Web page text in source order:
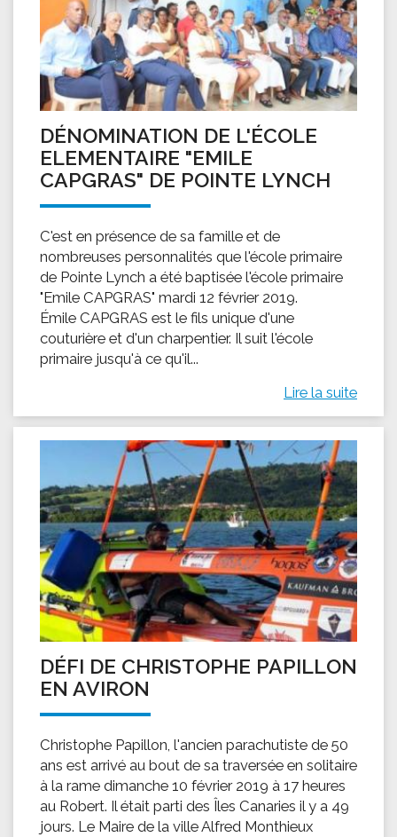
DÉNOMINATION DE L'ÉCOLE
ELEMENTAIRE "EMILE
CAPGRAS" DE POINTE LYNCH
C'est en présence de sa famille et de
nombreuses personnalités que l'école primaire
de Pointe Lynch a été baptisée l'école primaire
"Emile CAPGRAS" mardi 12 février 2019.
Émile CAPGRAS est le fils unique d'une
couturière et d'un charpentier. Il suit l'école
primaire jusqu'à ce qu'il...
Lire la suite
DÉFI DE CHRISTOPHE PAPILLON
EN AVIRON
Christophe Papillon, l'ancien parachutiste de 50
ans est arrivé au bout de sa traversée en solitaire
à la rame dimanche 10 février 2019 à 17 heures
au Robert. Il était parti des Îles Canaries il y a 49
jours. Le Maire de la ville Alfred Monthieux